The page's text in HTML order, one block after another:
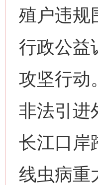
殖户违规
行政公益
攻坚行动
非法引进
长江口岸
线虫病重